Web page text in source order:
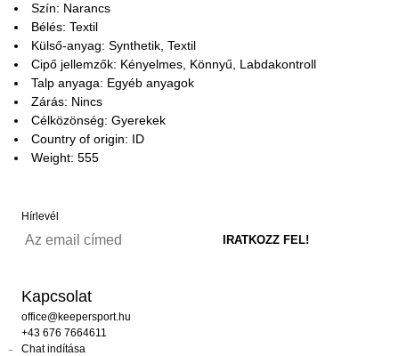
Szín: Narancs
Bélés: Textil
Külső-anyag: Synthetik, Textil
Cipő jellemzők: Kényelmes, Könnyű, Labdakontroll
Talp anyaga: Egyéb anyagok
Zárás: Nincs
Célközönség: Gyerekek
Country of origin: ID
Weight: 555
Hírlevél
Kapcsolat
office@keepersport.hu
+43 676 7664611
Chat indítása